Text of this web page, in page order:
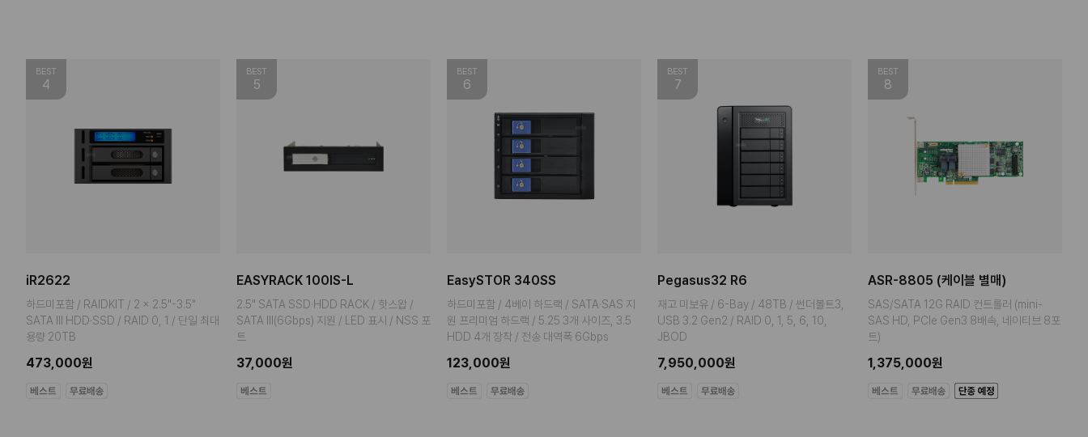
BEST
4
iR2622
하드미포함 / RAIDKIT / 2 x 2.5"-3.5"
SATA III HDD·SSD / RAID 0, 1 / 단일 최대
용량 20TB
473,000원
BEST
5
EASYRACK 100IS-L
2.5" SATA SSD·HDD RACK / 핫스왑 /
SATA III(6Gbps) 지원 / LED 표시 / NSS 포
트
37,000원
BEST
6
EasySTOR 340SS
하드미포함 / 4베이 하드랙 / SATA·SAS 지
원 프리미엄 하드랙 / 5.25 3개 사이즈, 3.5
HDD 4개 장착 / 전송 대역폭 6Gbps
123,000원
BEST
7
Pegasus32 R6
재고 미보유 / 6-Bay / 48TB / 썬더볼트3,
USB 3.2 Gen2 / RAID 0, 1, 5, 6, 10,
JBOD
7,950,000원
BEST
8
ASR-8805 (케이블 별매)
SAS/SATA 12G RAID 컨트롤러 (mini-
SAS HD, PCIe Gen3 8배속, 네이티브 8포
트)
1,375,000원